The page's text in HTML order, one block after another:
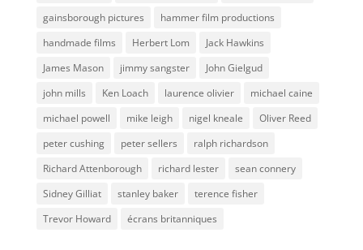
gainsborough pictures
hammer film productions
handmade films
Herbert Lom
Jack Hawkins
James Mason
jimmy sangster
John Gielgud
john mills
Ken Loach laurence olivier
michael caine
michael powell
mike leigh nigel kneale
Oliver Reed
peter cushing
peter sellers
ralph richardson
Richard Attenborough
richard lester
sean connery
Sidney Gilliat
stanley baker
terence fisher
Trevor Howard
écrans britanniques